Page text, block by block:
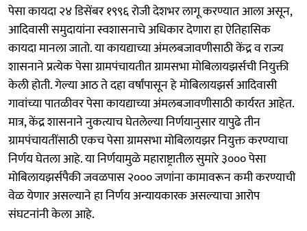
पेसा कायदा २४ डिसेंबर १९९६ रोजी देशभर लागू करण्यात आला असून,
आदिवासी समुदायांना स्वशासनाचे अधिकार देणारा हा ऐतिहासिक
कायदा मानला जातो. या कायद्याच्या अंमलबजावणीसाठी केंद्र व राज्य
शासनाने प्रत्येक पेसा ग्रामपंचायतीत ग्रामसभा मोबिलायझर्सची नियुक्ती
केली होती. गेल्या आठ ते दहा वर्षांपासून हे मोबिलायझर्स आदिवासी
गावांच्या पातळीवर पेसा कायद्याच्या अंमलबजावणीसाठी कार्यरत आहेत.
मात्र, केंद्र शासनाने नुकत्याच घेतलेल्या निर्णयानुसार यापुढे तीन
ग्रामपंचायतींसाठी एकच पेसा ग्रामसभा मोबिलायझर नियुक्त करण्याचा
निर्णय घेतला आहे. या निर्णयामुळे महाराष्ट्रातील सुमारे ३००० पेसा
मोबिलायझर्सपैकी जवळपास २००० जणांना कामावरून कमी करण्याची
वेळ येणार असल्याने हा निर्णय अन्यायकारक असल्याचा आरोप
संघटनांनी केला आहे.